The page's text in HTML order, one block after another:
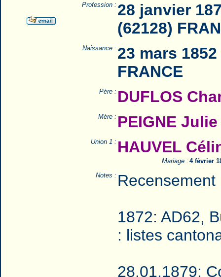
Profession : 28 janvier
(62128)
Naissance : 23 mars
FRANCE
Père : DUFLOS
Mère : PEIGNE
Union 1 : HAUVEL
Mariage : 4 février
Notes :
1872: AD62,
: listes
28.01.1879: